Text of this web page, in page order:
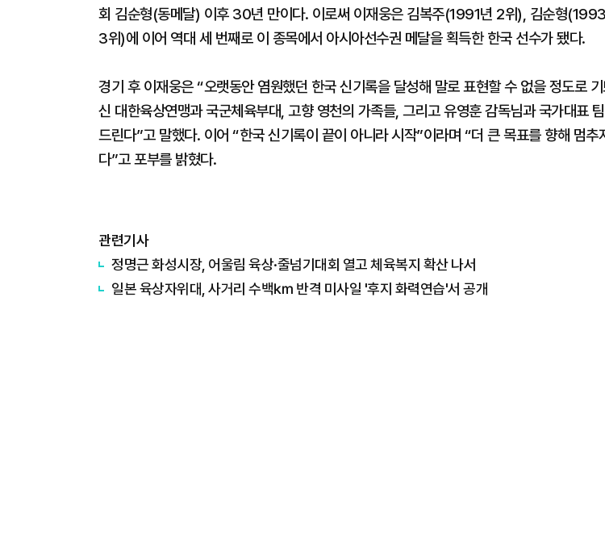
회 김순형(동메달) 이후 30년 만이다. 이로써 이재웅은 김복주(1991년 2위), 김순형
3위)에 이어 역대 세 번째로 이 종목에서 아시아선수권 메달을 획득한 한국 선수가 됐다.
경기 후 이재웅은 “오랫동안 염원했던 한국 신기록을 달성해 말로 표현할 수 없을 정도로
신 대한육상연맹과 국군체육부대, 고향 영천의 가족들, 그리고 유영훈 감독님과 국가대표
드린다”고 말했다. 이어 “한국 신기록이 끝이 아니라 시작”이라며 “더 큰 목표를 향해 멈추
다”고 포부를 밝혔다.
관련기사
정명근 화성시장, 어울림 육상·줄넘기대회 열고 체육복지 확산 나서
일본 육상자위대, 사거리 수백㎞ 반격 미사일 '후지 화력연습'서 공개